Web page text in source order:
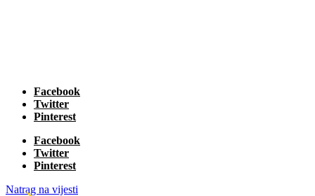
Facebook
Twitter
Pinterest
Facebook
Twitter
Pinterest
Natrag na vijesti